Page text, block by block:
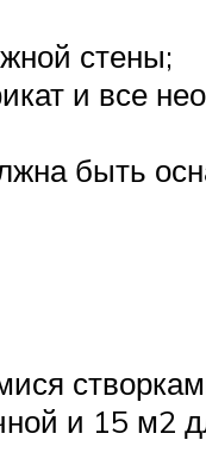
стены;
и все
быть
и 15 м2